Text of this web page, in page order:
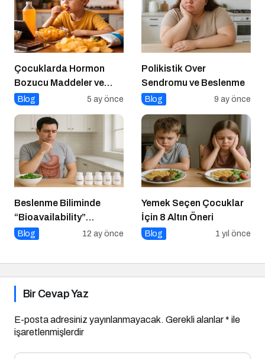
Çocuklarda Hormon
Bozucu Maddeler ve
Paketli Gıdalar
Blog 5 ay önce
Polikistik Over
Sendromu ve Beslenme
Blog 9 ay önce
Beslenme Biliminde
“Bioavailability”
Kavramı: Hangi Besin Ne
Blog 12 ay önce
Yemek Seçen Çocuklar
İçin 8 Altın Öneri
Blog 1 yıl önce
Bir Cevap Yaz
E-posta adresiniz yayınlanmayacak. Gerekli alanlar* ile
işaretlenmişlerdir